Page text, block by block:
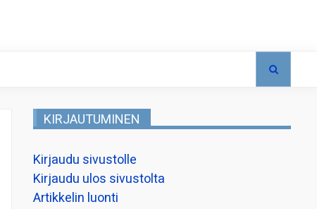
KIRJAUTUMINEN
Kirjaudu sivustolle
Kirjaudu ulos sivustolta
Artikkelin luonti